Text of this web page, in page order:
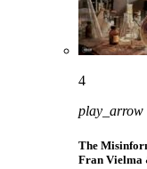
4
play_arrow
The
Fran Vielma